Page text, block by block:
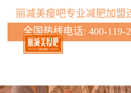
丽减美瘦吧专业减肥加盟
全国热线电话: 400-119-